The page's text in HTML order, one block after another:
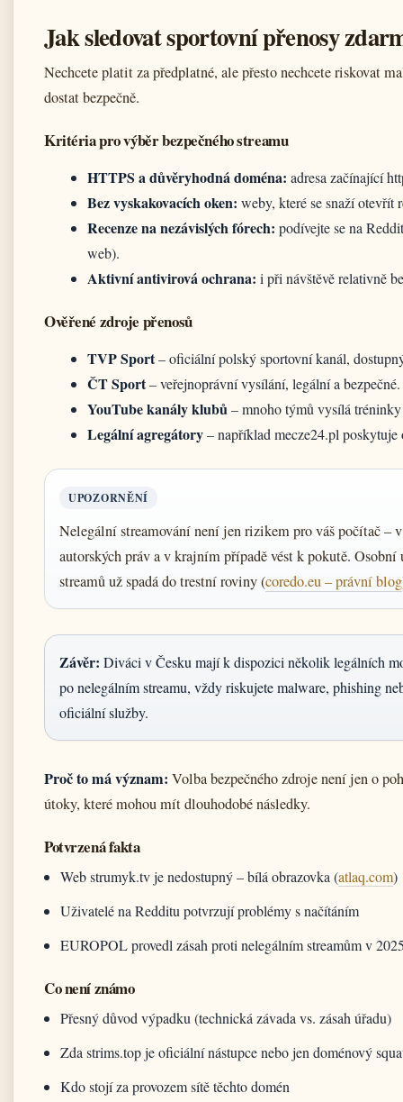
Jak sledovat sportovní přenosy
Nechcete platit za předplatné, ale přesto nechcete riskovat
dostat bezpečně.
Kritéria pro výběr bezpečného streamu
HTTPS a důvěryhodná doména: adresa začínající
Bez vyskakovacích oken: weby, které se snaží otevřít
Recenze na nezávislých fórech: podívejte se na
web).
Aktivní antivirová ochrana: i při návštěvě relativně
Ověřené zdroje přenosů
TVP Sport– oficiální polský sportovní kanál,
ČT Sport– veřejnoprávní vysílání, legální a bezpečné.
YouTube kanály klubů – mnoho týmů vysílá
Legální agregátory– například mecze24.pl
UPOZORNĚNÍ
Nelegální streamování není jen rizikem pro váš počítač –
autorských práv a v krajním případě vést k pokutě.
streamů už spadá do trestní roviny (coredo.eu – právní blog
Závěr: Diváci v Česku mají k dispozici několik legálních
po nelegálním streamu, vždy riskujete malware, phishing
oficiální služby.
Proč to má význam: Volba bezpečného zdroje není jen o
útoky, které mohou mít dlouhodobé následky.
Potvrzená fakta
Web strumyk.tv je nedostupný – bílá obrazovka (atlaq.com)
Uživatelé na Redditu potvrzují problémy s načítáním
EUROPOL provedl zásah proti nelegálním streamům v
Co není známo
Přesný důvod výpadku (technická závada vs. zásah úřadu)
Zda strims.top je oficiální nástupce nebo jen doménový
Kdo stojí za provozem sítě těchto domén